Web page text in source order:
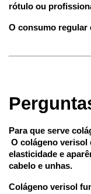
rótulo ou
O consumo regular
Para que serve
elasticidade e
cabelo e unhas.
Colágeno verisol